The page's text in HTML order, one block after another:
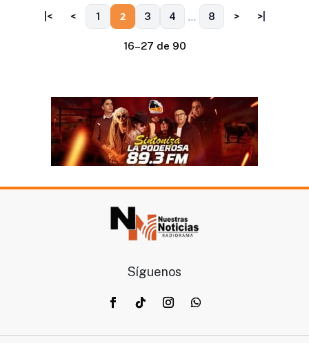
|< < 1 2 3 4 … 8 > >|
16–27 de 90
Síguenos